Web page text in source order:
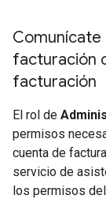
Comunícate
facturación
facturación
El rol de
permisos
cuenta de
servicio de
los permisos